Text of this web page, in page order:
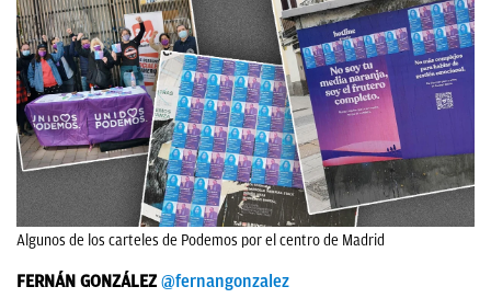
Algunos de los carteles de Podemos por el centro de Madrid
FERNÁN GONZÁLEZ @fernangonzalez